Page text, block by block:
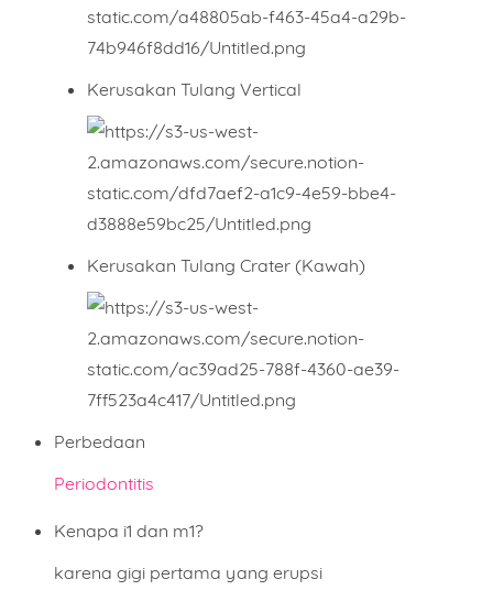
Kerusakan Tulang Vertical
Kerusakan Tulang Crater (Kawah)
Perbedaan
Periodontitis
Kenapa i1 dan m1?
karena gigi pertama yang erupsi